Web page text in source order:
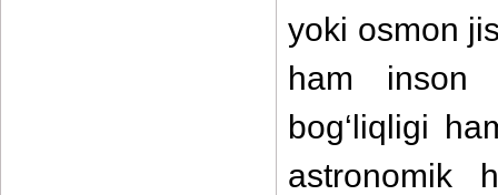
yoki osmon
ham inson
bog‘liqligi
astronomik